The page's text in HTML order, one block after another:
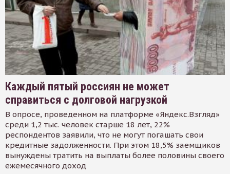
Каждый пятый россиян не может
справиться с долговой нагрузкой
В опросе, проведенном на платформе «Яндекс.Взгляд»
среди 1,2 тыс. человек старше 18 лет, 22%
респондентов заявили, что не могут погашать свои
кредитные задолженности. При этом 18,5% заемщиков
вынуждены тратить на выплаты более половины своего
ежемесячного доход